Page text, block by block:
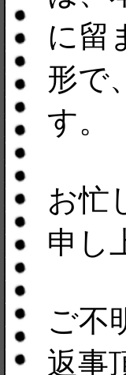
に留
形で
す。
お忙
申し
ご不
返事